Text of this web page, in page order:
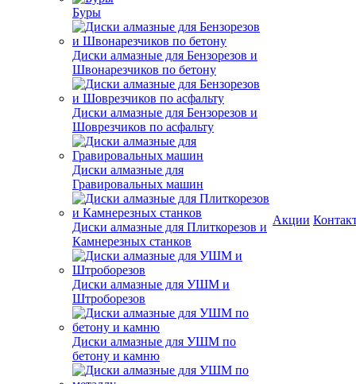
Буры
Диски алмазные для Бензорезов и
Швонарезчиков по бетону
Диски алмазные для Бензорезов и
Шоврезчиков по асфальту
Диски алмазные для
Гравировальных машин
Диски алмазные для Плиткорезов и
Камнерезных станков
Диски алмазные для УШМ и
Штроборезов
Диски алмазные для УШМ по
бетону и камню
Акции